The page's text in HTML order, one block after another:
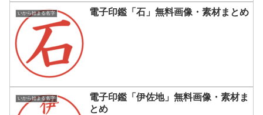
いから始まる名字 電子印鑑「石」無料画像・素材まとめ
いから始まる名字
電子印鑑「伊佐地」無料画像・素材ま
とめ